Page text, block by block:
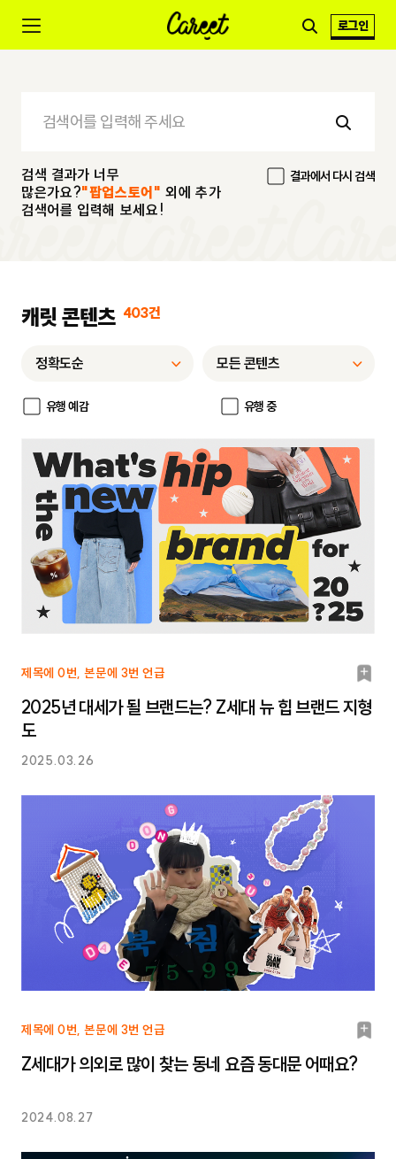
로그인
검색 결과가 너무
많은가요?"팝업스토어" 외에 추가
검색어를 입력해 보세요!
결과에서 다시 검색
캐릿 콘텐츠 403건
유행 예감 유행 중
제목에 0번, 본문에 3번 언급
북
마
2025년 대세가 될 브랜드는? Z세대 뉴 힙 브랜드 지형
도
2025.03.26
제목에 0번, 본문에 3번 언급
북
마
Z세대가 의외로 많이 찾는 동네 요즘 동대문 어때요?
2024.08.27